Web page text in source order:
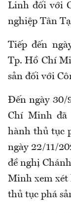
Linh đối với
nghiệp Tân
Tiếp đến
Tp. Hồ Chí
sản đối với
Đến ngày 30/
Chí Minh đã
hành thủ tục
ngày 22/11/
đề nghị
Minh xem
thủ tục phá